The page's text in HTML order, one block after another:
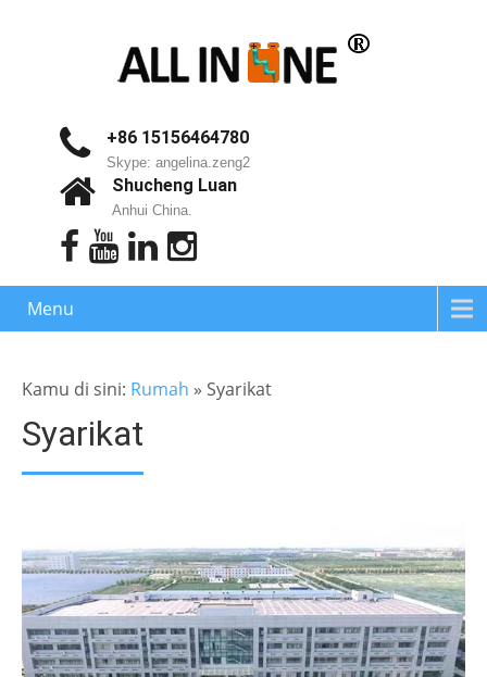
+86 15156464780
Skype: angelina.zeng2
Shucheng Luan
Anhui China.
Menu
Kamu di sini: Rumah » Syarikat
Syarikat